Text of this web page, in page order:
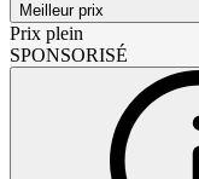
Meilleur prix
Prix plein
SPONSORISÉ